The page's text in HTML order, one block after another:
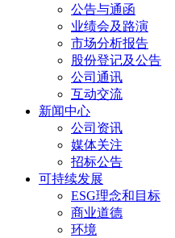
公告与通函
业绩会及路演
市场分析报告
股份登记及公告
公司通讯
互动交流
新闻中心
公司资讯
媒体关注
招标公告
可持续发展
ESG理念和目标
商业道德
环境